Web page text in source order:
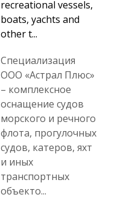
recreational vessels,
boats, yachts and
other t...
Специализация
ООО «Астрал Плюс»
– комплексное
оснащение судов
морского и речного
флота, прогулочных
судов, катеров, яхт
и иных
транспортных
объекто...